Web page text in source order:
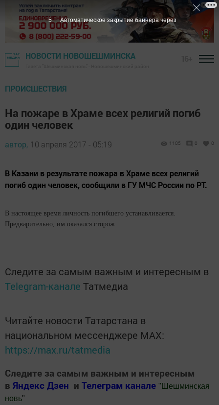
НОВОСТИ НОВОШЕШМИНСКА
ПРОИСШЕСТВИЯ
На пожаре в Храме всех религий погиб
один человек
автор, 10 апреля 2017 - 05:19 1105 0 0
В Казани в результате пожара в Храме всех религий
погиб один человек, сообщили в ГУ МЧС России по РТ.
В настоящее время личность погибшего устанавливается.
Предварительно, им оказался сторож.
Следите за самым важным и интересным в
Telegram-канале Татмедиа
Читайте новости Татарстана в
национальном мессенджере MАХ:
https://max.ru/tatmedia
Следите за самым важным и интересным
в Яндекс Дзен и Телеграм канале " Шешминская
новь"
4 Автоматическое закрытие баннера через